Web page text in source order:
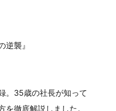
襲』
。35歳の社長が知って
を徹底解説しました。